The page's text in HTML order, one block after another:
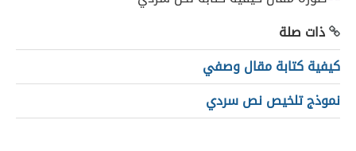
ذات صلة
كيفية كتابة مقال وصفي
نموذج تلخيص نص سردي